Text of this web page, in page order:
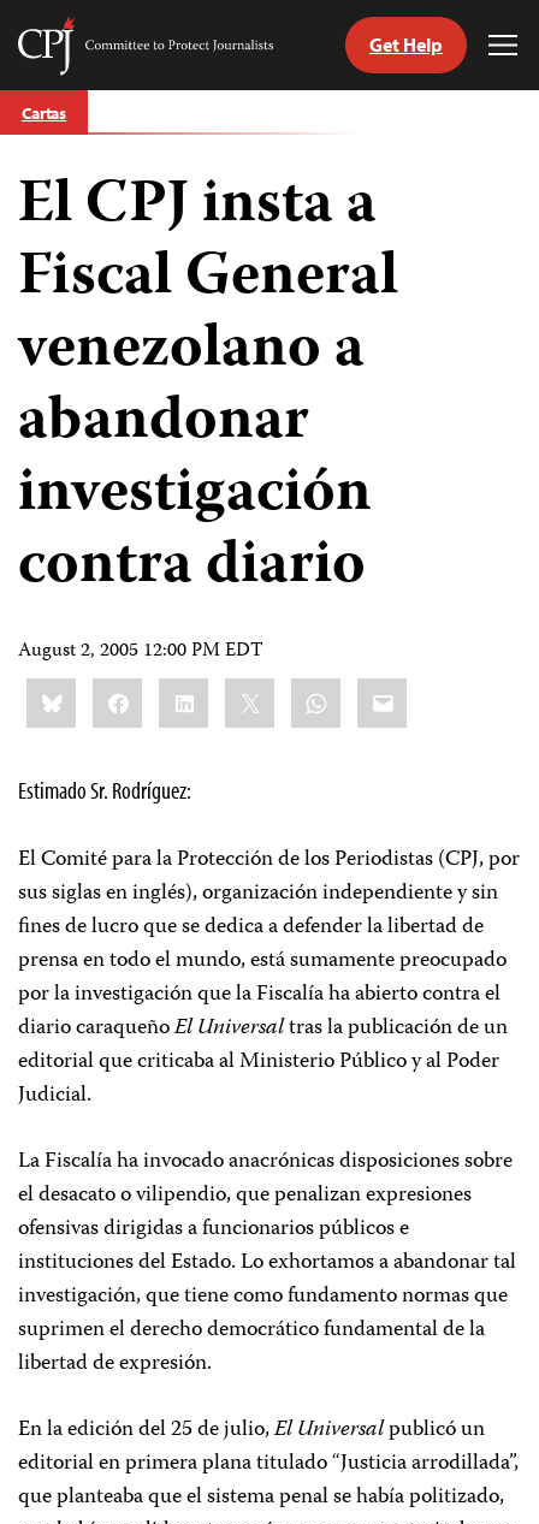
Skip
to
Committee
Journalists
Get Help
Cartas
El CPJ insta a
Fiscal General
venezolano a
abandonar
investigación
contra diario
August 2, 2005 12:00 PM EDT
Share
this:BlueskyFacebookLinkedIn WhatsApp
Email
Estimado Sr. Rodríguez:
El Comité para la Protección de los Periodistas (CPJ, por
sus siglas en inglés), organización independiente y sin
fines de lucro que se dedica a defender la libertad de
prensa en todo el mundo, está sumamente preocupado
por la investigación que la Fiscalía ha abierto contra el
diario caraqueñoEl Universaltras la publicación de un
editorial que criticaba al Ministerio Público y al Poder
Judicial.
La Fiscalía ha invocado anacrónicas disposiciones sobre
el desacato o vilipendio, que penalizan expresiones
ofensivas dirigidas a funcionarios públicos e
instituciones del Estado. Lo exhortamos a abandonar tal
investigación, que tiene como fundamento normas que
suprimen el derecho democrático fundamental de la
libertad de expresión.
En la edición del 25 de julio,El Universalpublicó un
editorial en primera plana titulado “Justicia arrodillada”,
que planteaba que el sistema penal se había politizado,